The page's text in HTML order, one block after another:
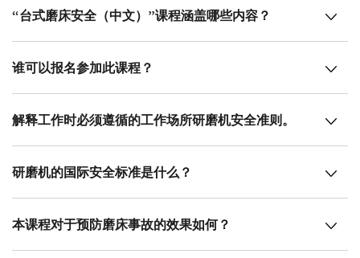
“台式磨床安全（中文）”课程涵盖哪些内容？
谁可以报名参加此课程？
解释工作时必须遵循的工作场所研磨机安全准则。
研磨机的国际安全标准是什么？
本课程对于预防磨床事故的效果如何？